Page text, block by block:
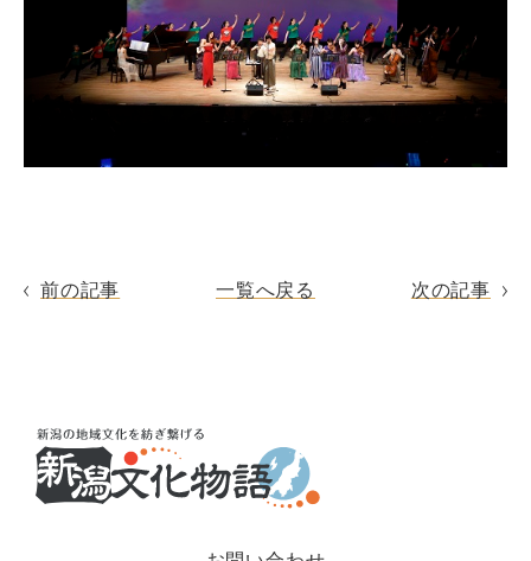
前の記事 一覧へ戻る 次の記事